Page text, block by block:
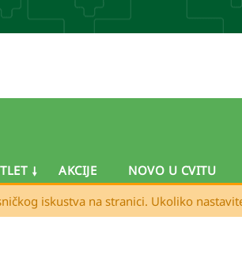
AKCIJE NOVO U CVITU
iskustva na stranici. Ukoliko